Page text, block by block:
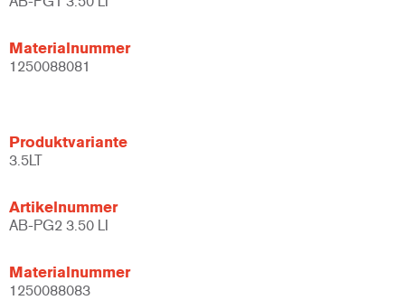
Materialnummer
1250088081
Produktvariante
3.5LT
Artikelnummer
AB-PG2 3.50 LI
Materialnummer
1250088083